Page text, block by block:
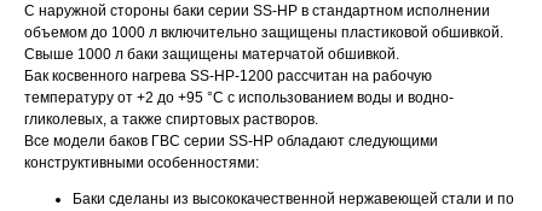
С наружной стороны баки серии SS-HP в стандартном исполнении
объемом до 1000 л включительно защищены пластиковой обшивкой.
Свыше 1000 л баки защищены матерчатой обшивкой.
Бак косвенного нагрева SS-HP-1200 рассчитан на рабочую
температуру от +2 до +95 °С с использованием воды и водно-
гликолевых, а также спиртовых растворов.
Все модели баков ГВС серии SS-HP обладают следующими
конструктивными особенностями:
Баки сделаны из высококачественной нержавеющей стали и по